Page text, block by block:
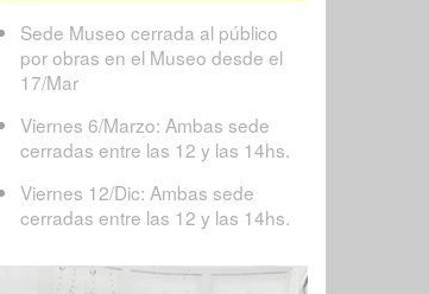
Sede Museo cerrada al público
por obras en el Museo desde el
17/Mar
Viernes 6/Marzo: Ambas sede
cerradas entre las 12 y las 14hs.
Viernes 12/Dic: Ambas sede
cerradas entre las 12 y las 14hs.